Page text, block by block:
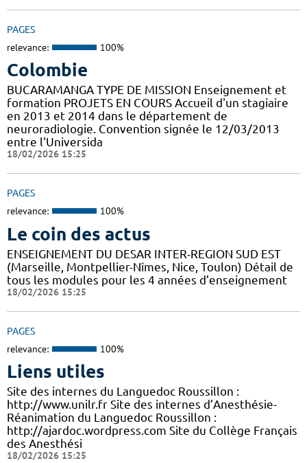
PAGES
relevance: 100%
Colombie
BUCARAMANGA TYPE DE MISSION Enseignement et
formation PROJETS EN COURS Accueil d'un stagiaire
en 2013 et 2014 dans le département de
neuroradiologie. Convention signée le 12/03/2013
entre l'Universida
18/02/2026 15:25
PAGES
relevance: 100%
Le coin des actus
ENSEIGNEMENT DU DESAR INTER-REGION SUD EST
(Marseille, Montpellier-Nîmes, Nice, Toulon) Détail de
tous les modules pour les 4 années d’enseignement
18/02/2026 15:25
PAGES
relevance: 100%
Liens utiles
Site des internes du Languedoc Roussillon :
http://www.unilr.fr Site des internes d’Anesthésie-
Réanimation du Languedoc Roussillon :
http://ajardoc.wordpress.com Site du Collège Français
des Anesthési
18/02/2026 15:25